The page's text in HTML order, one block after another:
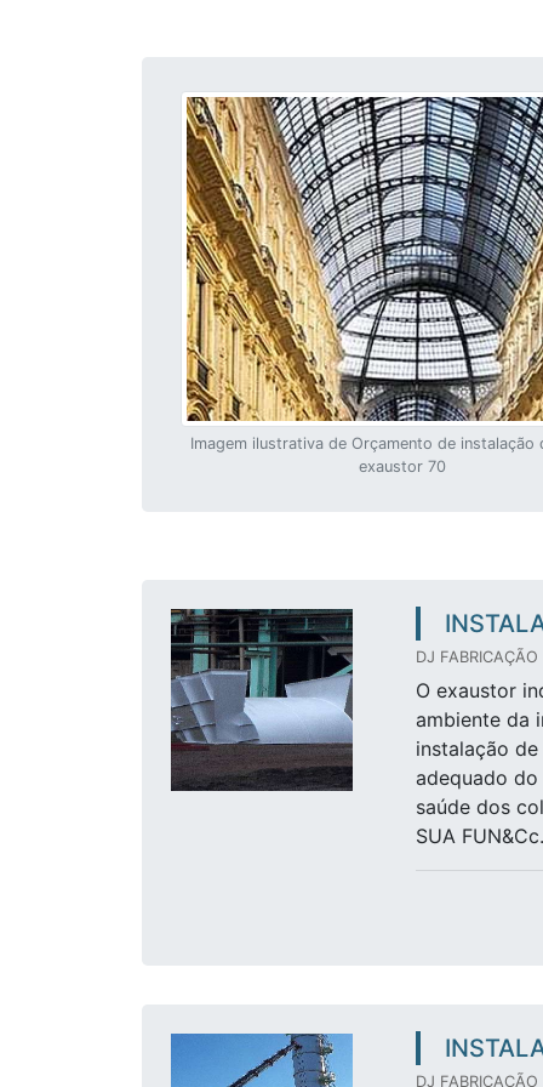
Imagem ilustrativa de Orçamento de instalação
exaustor 70
DJ
O exaustor
ambiente da
instalação
adequado
saúde dos
SUA
DJ